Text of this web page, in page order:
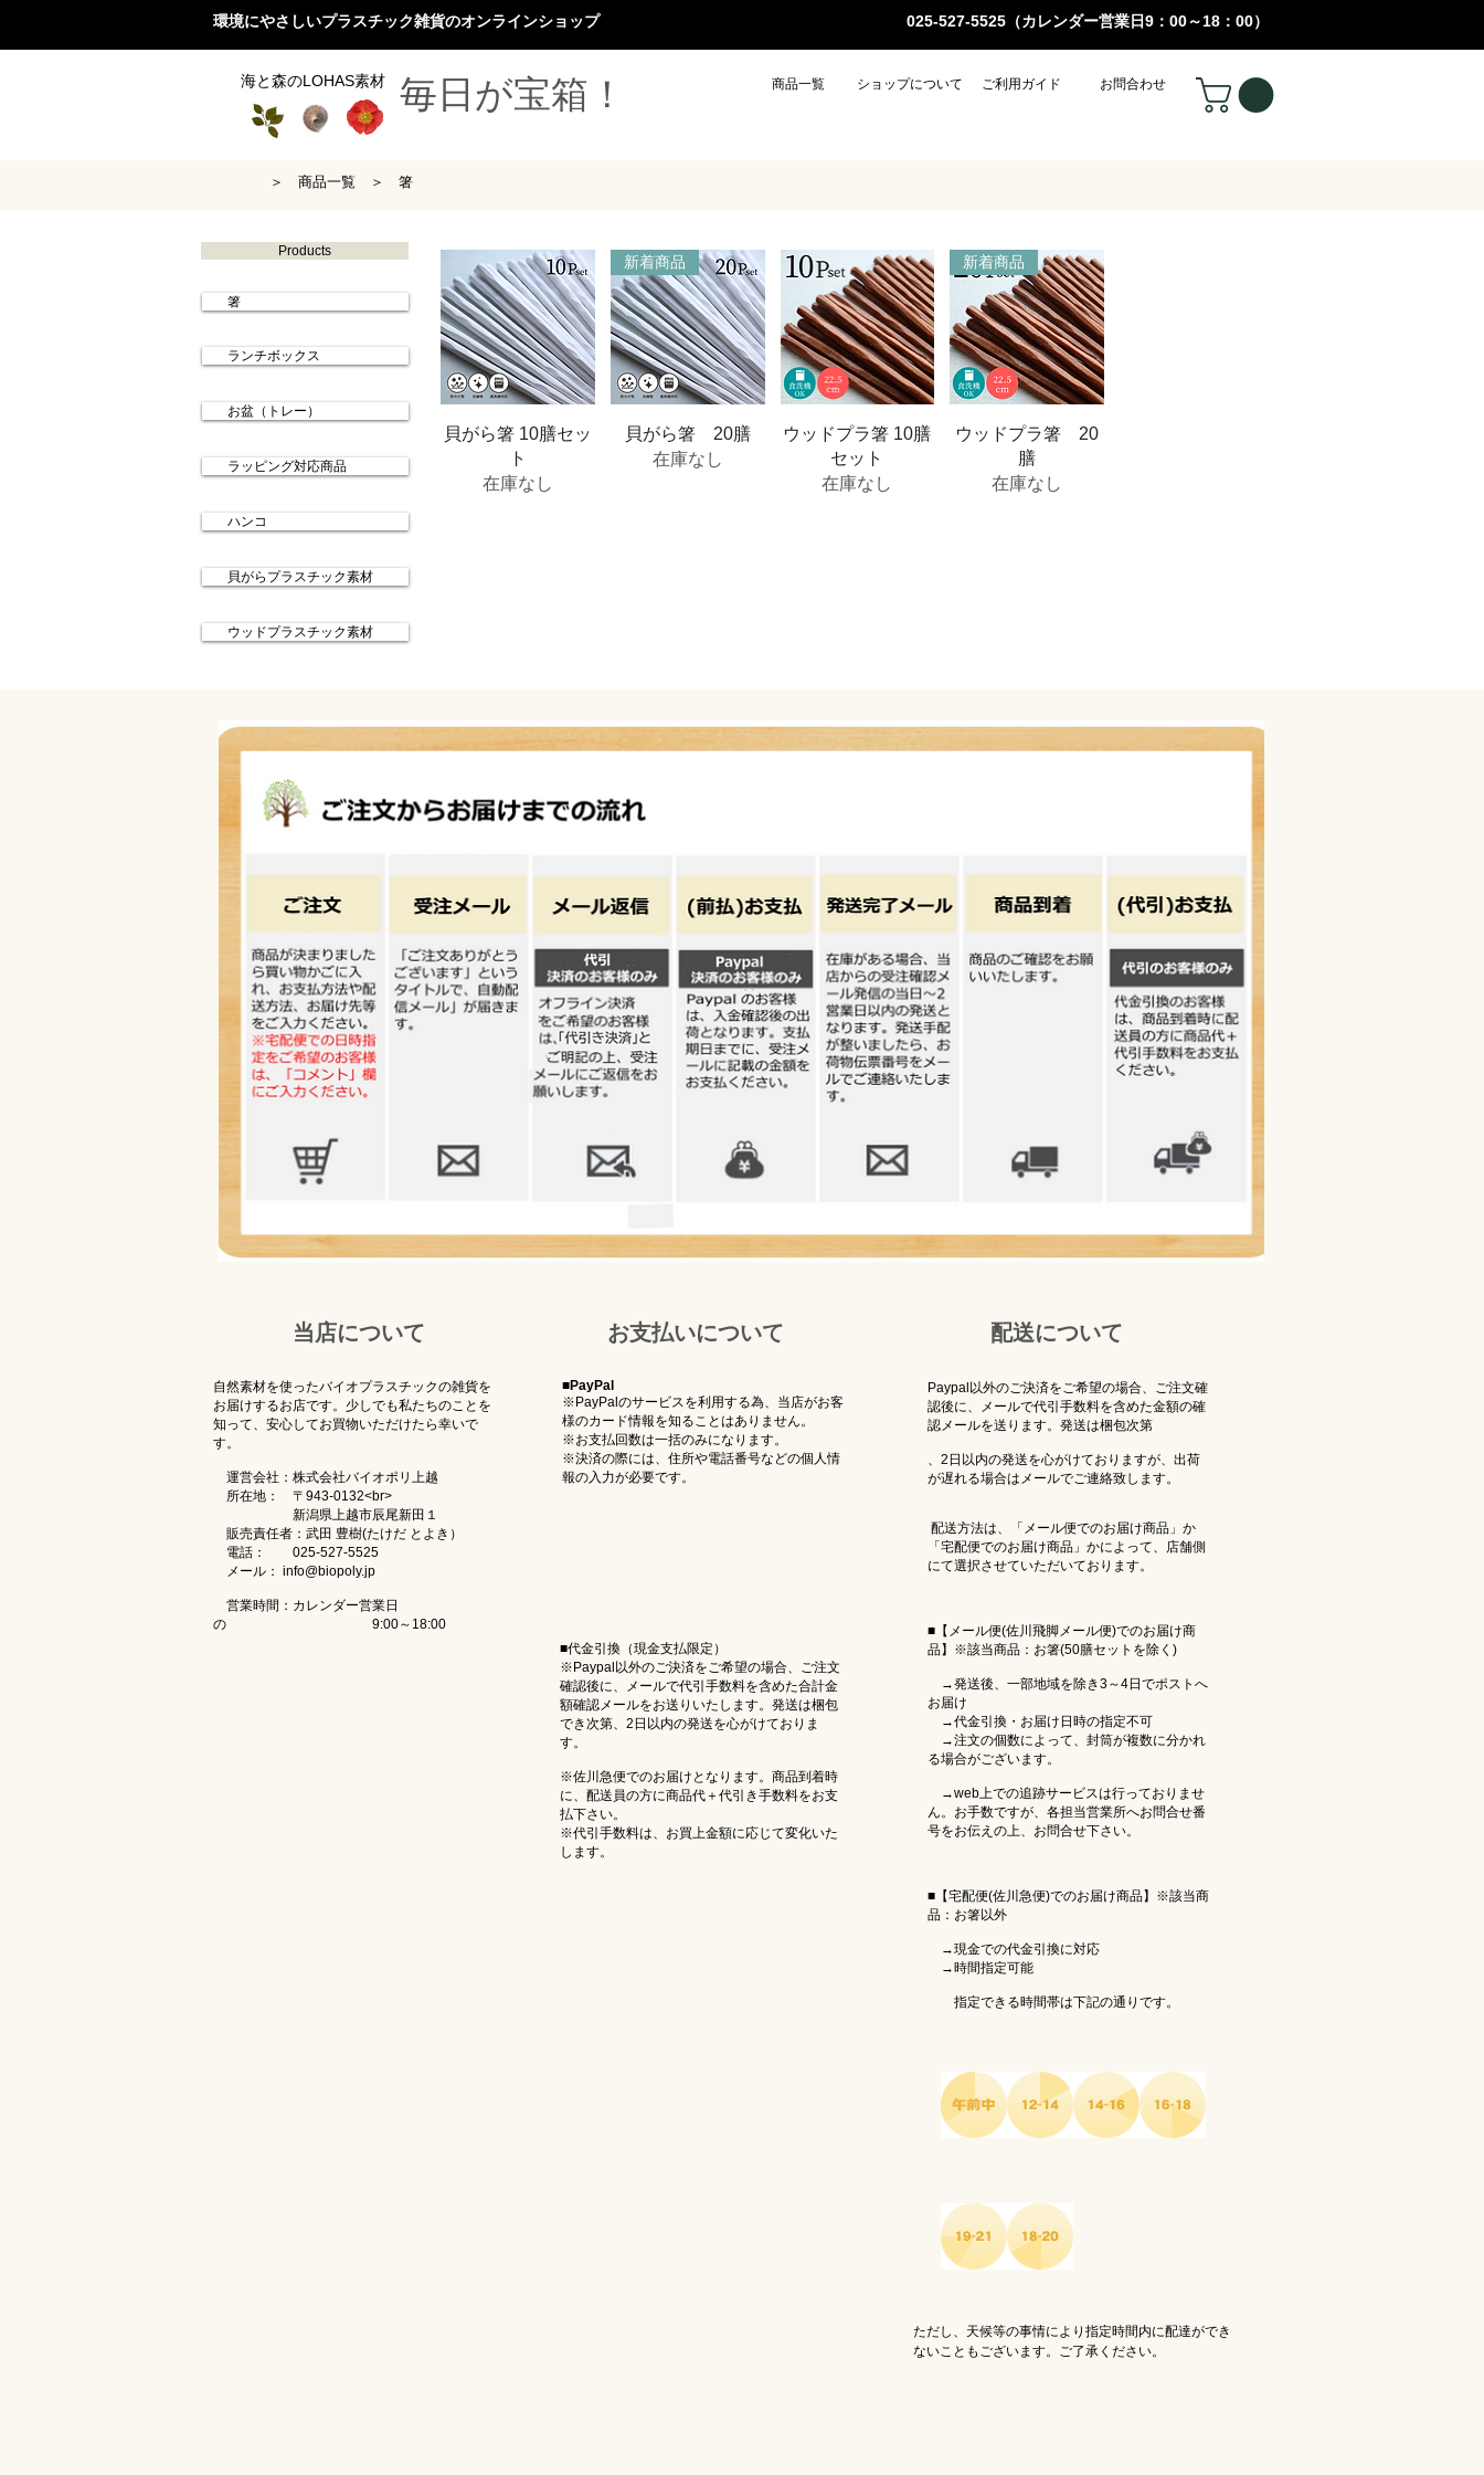
環境にやさしいプラスチック雑貨のオンラインショップ 025-527-5525（カレンダー営業日9：00～18：00）
毎日が宝箱！
海と森のLOHAS素材 商品一覧 ショップについて ご利用ガイド お問合わせ
＞ 商品一覧 ＞ 箸
Products
箸
ランチボックス
お盆（トレー）
ラッピング対応商品
ハンコ
貝がらプラスチック素材
ウッドプラスチック素材
クイックビュー
貝がら箸 10膳セッ
ト
在庫なし
クイックビュー
新着商品
貝がら箸 20膳
在庫なし
クイックビュー
ウッドプラ箸 10膳
セット
在庫なし
クイックビュー
新着商品
ウッドプラ箸 20
膳
在庫なし
当店について
自然素材を使ったバイオプラスチックの雑貨を
お届けするお店です。少しでも私たちのことを
知って、安心してお買物いただけたら幸いで
す。
運営会社：株式会社バイオポリ上越
所在地： 〒943-0132<br>
新潟県上越市辰尾新田１
販売責任者：武田 豊樹(たけだ とよき）
電話： 025-527-5525
メール： info@biopoly.jp
営業時間：カレンダー営業日
の 9:00～18:00
お支払いについて
■PayPal
※PayPalのサービスを利用する為、当店がお客
様のカード情報を知ることはありません。
※お支払回数は一括のみになります。
※決済の際には、住所や電話番号などの個人情
報の入力が必要です。
■代金引換（現金支払限定）
※Paypal以外のご決済をご希望の場合、ご注文
確認後に、メールで代引手数料を含めた合計金
額確認メールをお送りいたします。発送は梱包
でき次第、2日以内の発送を心がけておりま
す。
※佐川急便でのお届けとなります。商品到着時
に、配送員の方に商品代＋代引き手数料をお支
払下さい。
※代引手数料は、お買上金額に応じて変化いた
します。
配送について
Paypal以外のご決済をご希望の場合、ご注文確
認後に、メールで代引手数料を含めた金額の確
認メールを送ります。発送は梱包次第
、2日以内の発送を心がけておりますが、出荷
が遅れる場合はメールでご連絡致します。
配送方法は、「メール便でのお届け商品」か
「宅配便でのお届け商品」かによって、店舗側
にて選択させていただいております。
■【メール便(佐川飛脚メール便)でのお届け商
品】※該当商品：お箸(50膳セットを除く)
→発送後、一部地域を除き3～4日でポストへ
お届け
→代金引換・お届け日時の指定不可
→注文の個数によって、封筒が複数に分かれ
る場合がございます。
→web上での追跡サービスは行っておりませ
ん。お手数ですが、各担当営業所へお問合せ番
号をお伝えの上、お問合せ下さい。
■【宅配便(佐川急便)でのお届け商品】※該当商
品：お箸以外
→現金での代金引換に対応
→時間指定可能
指定できる時間帯は下記の通りです。
ただし、天候等の事情により指定時間内に配達ができ
ないこともございます。ご了承ください。